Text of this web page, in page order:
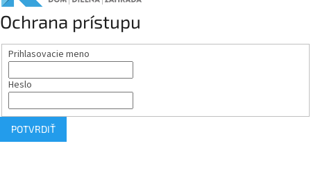
Ochrana prístupu
Prihlasovacie meno
Heslo
POTVRDIŤ